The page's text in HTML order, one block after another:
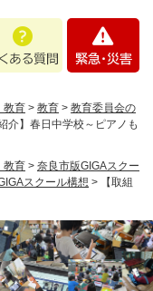
・
教育 > 教育 > 教育委員会の
介】春日中学校～ピアノも
教育 > 奈良市版GIGAスクー
スクール構想 >
【取組